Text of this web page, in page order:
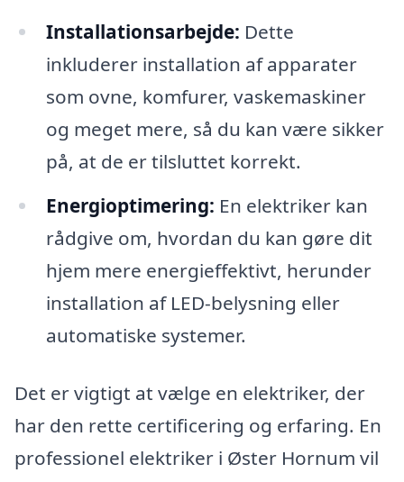
Installationsarbejde: Dette
inkluderer installation af apparater
som ovne, komfurer, vaskemaskiner
og meget mere, så du kan være sikker
på, at de er tilsluttet korrekt.
Energioptimering: En elektriker kan
rådgive om, hvordan du kan gøre dit
hjem mere energieffektivt, herunder
installation af LED-belysning eller
automatiske systemer.
Det er vigtigt at vælge en elektriker, der
har den rette certificering og erfaring. En
professionel elektriker i Øster Hornum vil